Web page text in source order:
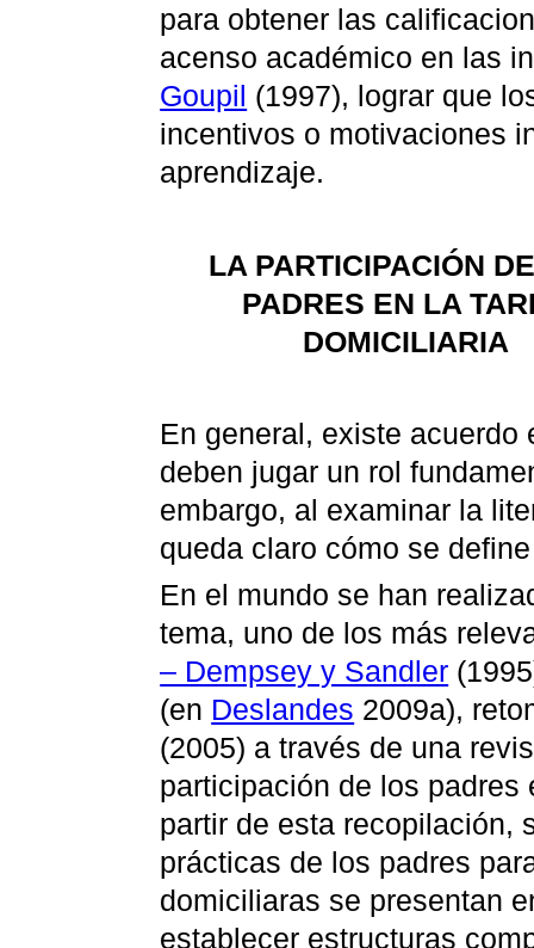
para obtener las
acenso académico en las
Goupil (1997), lograr que
incentivos o motivaciones
aprendizaje.
LA PARTICIPACIÓN
PADRES EN LA
DOMICILIARIA
En general, existe
deben jugar un rol
embargo, al examinar la
queda claro cómo se
En el mundo se han
tema, uno de los más
– Dempsey y Sandler
(en Deslandes 2009a),
(2005) a través de una
participación de los
partir de esta recopilación,
prácticas de los padres
domiciliaras se presentan
establecer estructuras